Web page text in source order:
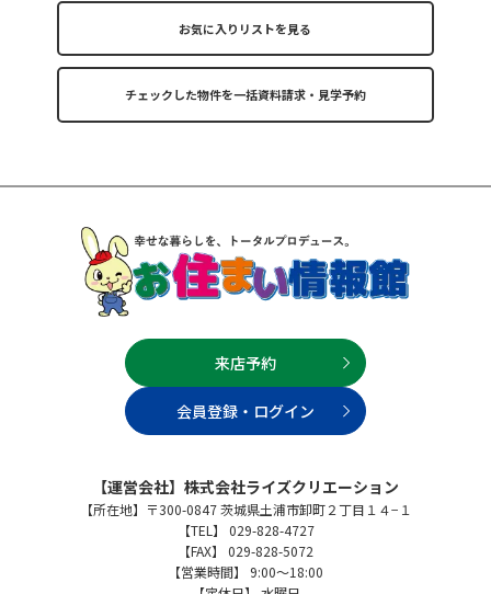
お気に入りリストを見る
来店予約
会員登録・ログイン
【運営会社】株式会社ライズクリエーション
【所在地】〒300-0847 茨城県土浦市卸町２丁目１４−１
【TEL】 029-828-4727
【FAX】 029-828-5072
【営業時間】 9:00～18:00